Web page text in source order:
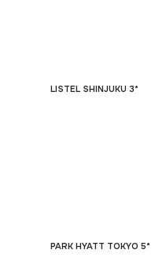
LISTEL SHINJUKU 3*
PARK HYATT TOKYO 5*